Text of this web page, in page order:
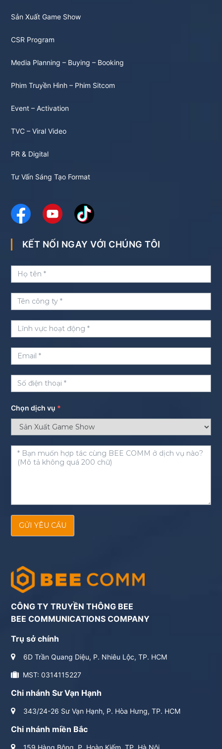
Sản Xuất Game Show
CSR Program
Media Planning – Buying – Booking
Phim Truyền Hình – Phim Sitcom
Event – Activation
TVC – Viral Video
PR & Digital
Tư Vấn Sáng Tạo Format
KẾT NỐI NGAY VỚI CHÚNG TÔI
Chọn dịch vụ *
GỬI YÊU CẦU
CÔNG TY TRUYỀN THÔNG BEE
BEE COMMUNICATIONS COMPANY
Trụ sở chính
6D Trần Quang Diệu, P. Nhiêu Lộc, TP. HCM
MST: 0314115227
Chi nhánh Sư Vạn Hạnh
343/24-26 Sư Vạn Hạnh, P. Hòa Hưng, TP. HCM
Chi nhánh miền Bắc
159 Hàng Bông, P. Hoàn Kiếm, TP. Hà Nội